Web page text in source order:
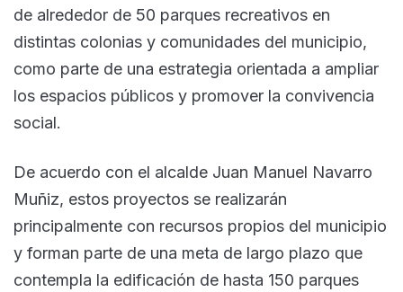
de alrededor de 50 parques recreativos en
distintas colonias y comunidades del municipio,
como parte de una estrategia orientada a ampliar
los espacios públicos y promover la convivencia
social.
De acuerdo con el alcalde Juan Manuel Navarro
Muñiz, estos proyectos se realizarán
principalmente con recursos propios del municipio
y forman parte de una meta de largo plazo que
contempla la edificación de hasta 150 parques